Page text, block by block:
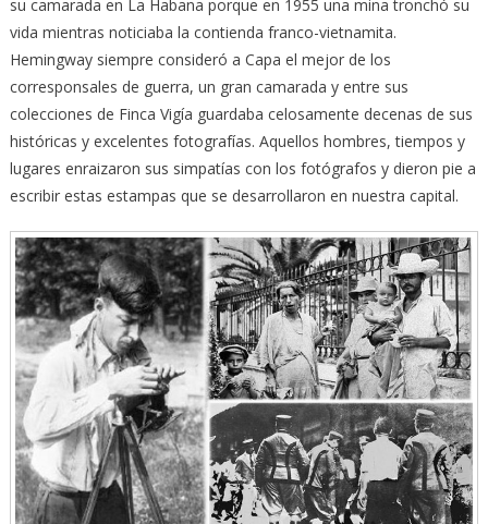
su camarada en La Habana porque en 1955 una mina tronchó su
vida mientras noticiaba la contienda franco-vietnamita.
Hemingway siempre consideró a Capa el mejor de los
corresponsales de guerra, un gran camarada y entre sus
colecciones de Finca Vigía guardaba celosamente decenas de sus
históricas y excelentes fotografías. Aquellos hombres, tiempos y
lugares enraizaron sus simpatías con los fotógrafos y dieron pie a
escribir estas estampas que se desarrollaron en nuestra capital.